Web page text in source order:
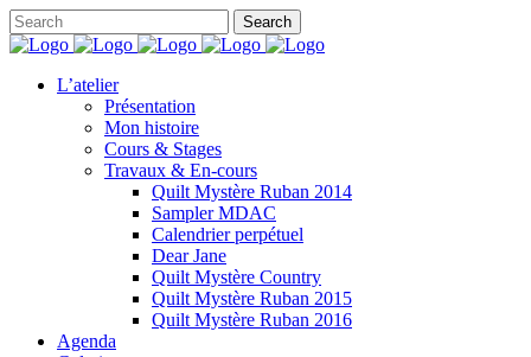
L’atelier
Présentation
Mon histoire
Cours & Stages
Travaux & En-cours
Quilt Mystère Ruban 2014
Sampler MDAC
Calendrier perpétuel
Dear Jane
Quilt Mystère Country
Quilt Mystère Ruban 2015
Quilt Mystère Ruban 2016
Agenda